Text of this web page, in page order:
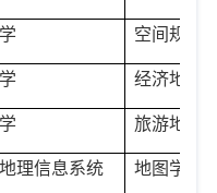
空间规划
经济地理
旅游地理
理信息系统 地图学与